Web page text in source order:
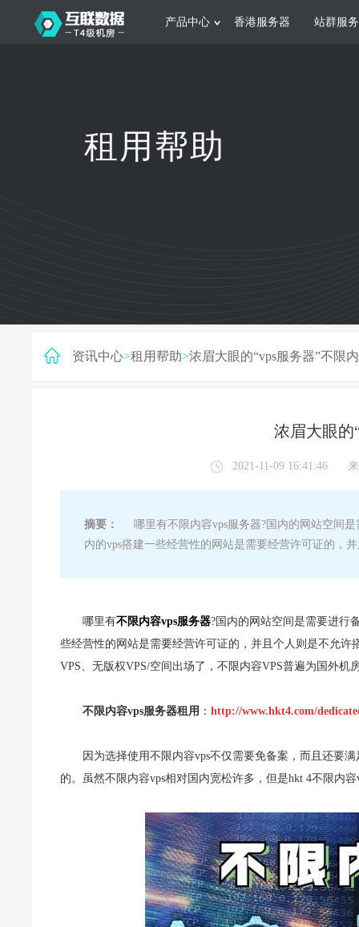
产品中心
日本服务器 新加坡服务器
香港服务器 站群服
根据不同规模的网站提供可定制化的架
构和 一站式协助租用帮助
资讯中心>租用帮助>浓眉大眼的“vps服务器”不限
浓眉大眼的
2021-11-09 16:41:46
摘要：
哪里有不限内容vps服务器?国内的网站空间
内的vps搭建一些经营性的网站是需要经营许可证的，
哪里有不限内容vps服务器?国内的网站空间是需要进行
些经营性的网站是需要经营许可证的，并且个人则是不允
VPS、无版权VPS/空间出场了，不限内容VPS普遍为国外机
不限内容vps服务器租用 ： http://www.hkt4.com/
因为选择使用不限内容vps不仅需要免备案，而且还要
的。虽然不限内容vps相对国内宽松许多，但是hkt 4不限内